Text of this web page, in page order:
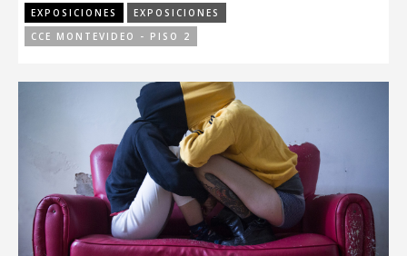
EXPOSICIONES
EXPOSICIONES
CCE MONTEVIDEO - PISO 2